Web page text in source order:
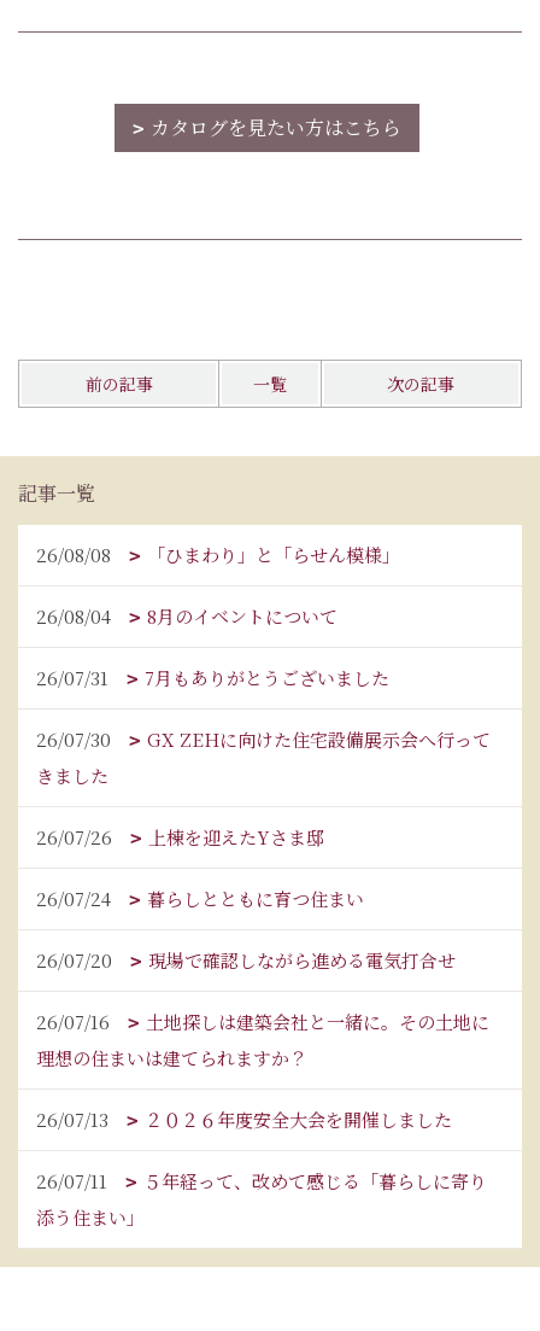
カタログを見たい方はこちら
前の記事 一覧 次の記事
記事一覧
26/08/08 「ひまわり」と「らせん模様」
26/08/04 8月のイベントについて
26/07/31 7月もありがとうございました
26/07/30
GX ZEHに向けた住宅設備展示会へ行って
きました
26/07/26 上棟を迎えたYさま邸
26/07/24 暮らしとともに育つ住まい
26/07/20 現場で確認しながら進める電気打合せ
26/07/16
土地探しは建築会社と一緒に。その土地に
理想の住まいは建てられますか？
26/07/13 ２０２６年度安全大会を開催しました
26/07/11
５年経って、改めて感じる「暮らしに寄り
添う住まい」